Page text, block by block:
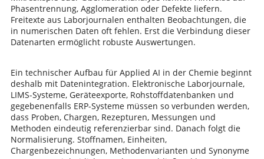
Phasentrennung, Agglomeration oder Defekte liefern.
Freitexte aus Laborjournalen enthalten Beobachtungen, die
in numerischen Daten oft fehlen. Erst die Verbindung dieser
Datenarten ermöglicht robuste Auswertungen.
Ein technischer Aufbau für Applied AI in der Chemie beginnt
deshalb mit Datenintegration. Elektronische Laborjournale,
LIMS-Systeme, Geräteexporte, Rohstoffdatenbanken und
gegebenenfalls ERP-Systeme müssen so verbunden werden,
dass Proben, Chargen, Rezepturen, Messungen und
Methoden eindeutig referenzierbar sind. Danach folgt die
Normalisierung. Stoffnamen, Einheiten,
Chargenbezeichnungen, Methodenvarianten und Synonyme